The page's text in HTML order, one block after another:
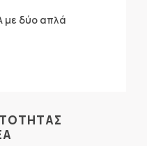
δύο απλά